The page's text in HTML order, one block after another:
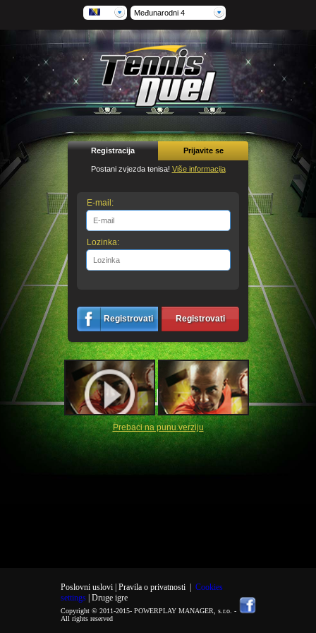
Međunarodni 4
Registracija Prijavite se
Postani zvjezda tenisa! Više informacija
E-mail:
Lozinka:
Registrovati Registrovati
Prebaci na punu verziju
Poslovni uslovi | Pravila o privatnosti| Cookies
settings
| Druge igre
Copyright © 2011-2015- POWERPLAY MANAGER, s.r.o. -
All rights reserved